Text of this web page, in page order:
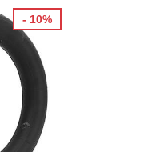
Schlafsäcke von Tbest
Bälle von Tbest
Gewichte von Tbest
Pfeifen von Tbest
- 10%